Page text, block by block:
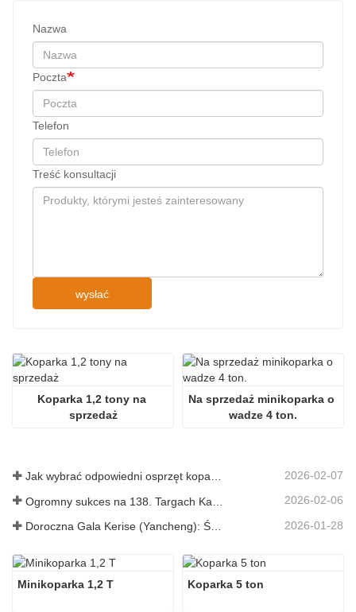
Nazwa
Poczta
Telefon
Treść konsultacji
wysłać
Koparka 1,2 tony na
sprzedaż
Na sprzedaż minikoparka o
wadze 4 ton.
Jak wybrać odpowiedni osprzęt koparki do kopania i niwelowania terenu 2026-02-07
2026-02-06
2026-01-28
Minikoparka 1,2 T Koparka 5 ton